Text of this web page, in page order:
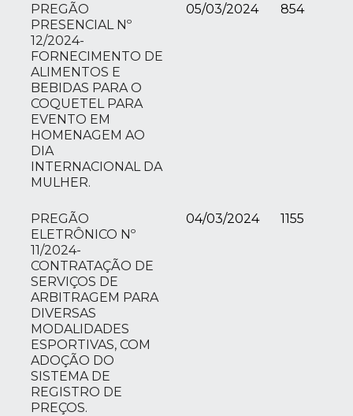
PREGÃO
PRESENCIAL Nº
12/2024-
FORNECIMENTO DE
ALIMENTOS E
BEBIDAS PARA O
COQUETEL PARA
EVENTO EM
HOMENAGEM AO
DIA
INTERNACIONAL DA
MULHER.
05/03/2024 854
PREGÃO
ELETRÔNICO Nº
11/2024-
CONTRATAÇÃO DE
SERVIÇOS DE
ARBITRAGEM PARA
DIVERSAS
MODALIDADES
ESPORTIVAS, COM
ADOÇÃO DO
SISTEMA DE
REGISTRO DE
PREÇOS.
04/03/2024 1155